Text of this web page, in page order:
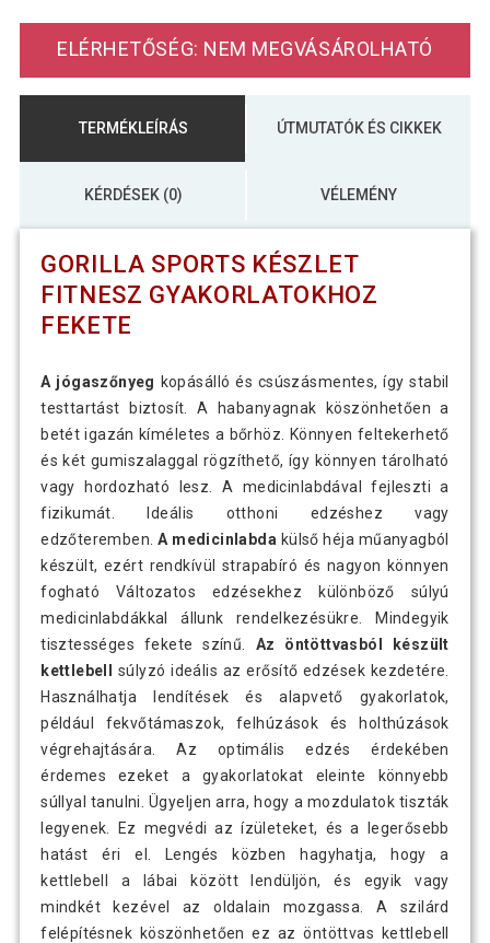
ELÉRHETŐSÉG: NEM MEGVÁSÁROLHATÓ
TERMÉKLEÍRÁS ÚTMUTATÓK ÉS CIKKEK
KÉRDÉSEK (0) VÉLEMÉNY
GORILLA SPORTS KÉSZLET
FITNESZ GYAKORLATOKHOZ
FEKETE
A jógaszőnyeg kopásálló és csúszásmentes, így stabil
testtartást biztosít. A habanyagnak köszönhetően a
betét igazán kíméletes a bőrhöz. Könnyen feltekerhető
és két gumiszalaggal rögzíthető, így könnyen tárolható
vagy hordozható lesz. A medicinlabdával fejleszti a
fizikumát. Ideális otthoni edzéshez vagy
edzőteremben.A medicinlabda külső héja műanyagból
készült, ezért rendkívül strapabíró és nagyon könnyen
fogható Változatos edzésekhez különböző súlyú
medicinlabdákkal állunk rendelkezésükre. Mindegyik
tisztességes fekete színű. Az öntöttvasból készült
kettlebell
súlyzó ideális az erősítő edzések kezdetére.
Használhatja lendítések és alapvető gyakorlatok,
például fekvőtámaszok, felhúzások és holthúzások
végrehajtására. Az optimális edzés érdekében
érdemes ezeket a gyakorlatokat eleinte könnyebb
súllyal tanulni. Ügyeljen arra, hogy a mozdulatok tiszták
legyenek. Ez megvédi az ízületeket, és a legerősebb
hatást éri el. Lengés közben hagyhatja, hogy a
kettlebell a lábai között lendüljön, és egyik vagy
mindkét kezével az oldalain mozgassa. A szilárd
felépítésnek köszönhetően ez az öntöttvas kettlebell